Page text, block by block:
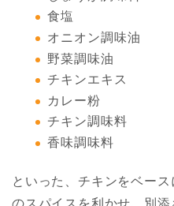
食塩
オニオン調味油
野菜調味油
チキンエキス
カレー粉
チキン調味料
香味調味料
といった、チキンをベー
のスパイスを利かせ、別添